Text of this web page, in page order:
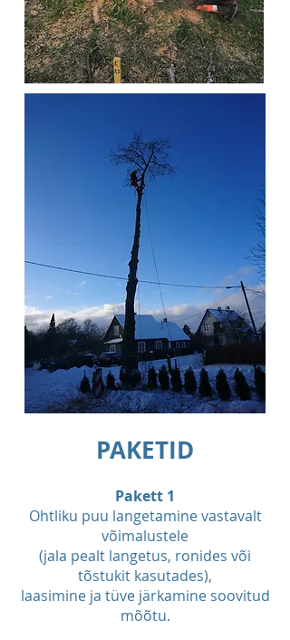
PAKETID
Pakett 1
Ohtliku puu langetamine vastavalt
võimalustele
(jala pealt langetus, ronides või
tõstukit kasutades),
laasimine ja tüve järkamine soovitud
mõõtu.